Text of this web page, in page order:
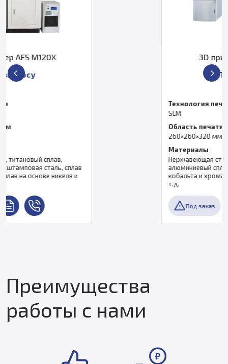
Нержавеющая сталь, титановый сплав,
алюминиевый сплав, штамповая сталь, сплав
кобальта и хрома, сплав на основе никеля и
Преимущества
работы с нами